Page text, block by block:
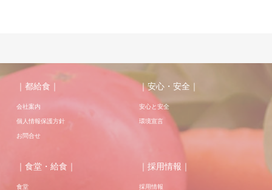
｜都給食｜
会社案内
個人情報保護方針
お問合せ
｜安心・安全｜
安心と安全
環境宣言
｜食堂・給食｜
食堂
｜採用情報｜
採用情報